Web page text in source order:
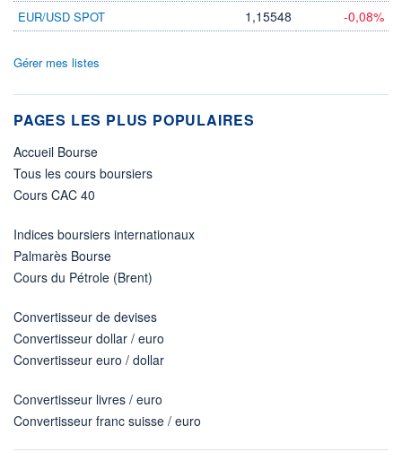
EUR/USD SPOT 1,15548 -0,08%
Gérer mes listes
PAGES LES PLUS POPULAIRES
Accueil Bourse
Tous les cours boursiers
Cours CAC 40
Indices boursiers internationaux
Palmarès Bourse
Cours du Pétrole (Brent)
Convertisseur de devises
Convertisseur dollar / euro
Convertisseur euro / dollar
Convertisseur livres / euro
Convertisseur franc suisse / euro